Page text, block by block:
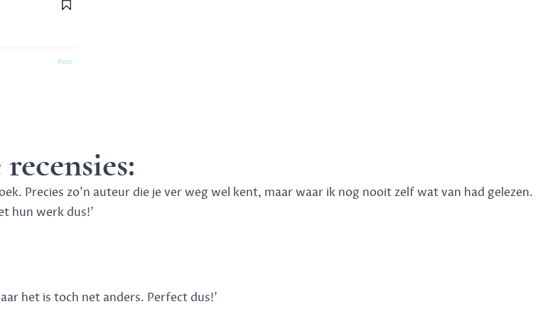
Precies zo'n auteur die je ver weg wel kent, maar waar ik nog nooit zelf wat van had gelezen.
hun werk dus!’
het is toch net anders. Perfect dus!’